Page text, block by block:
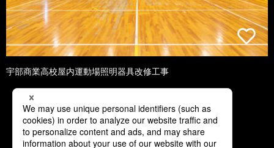
宇部商業高校屋内運動場照明器具改修工事
1 2 3 4 5